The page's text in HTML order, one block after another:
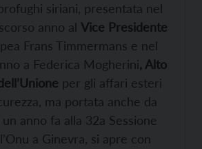
siriani, presentata nel
anno al Vice Presidente
Frans Timmermans e nel
a Federica Mogherini, Alto
per gli affari esteri
ma portata anche da
anno fa alla 32a Sessione
a Ginevra, si apre con